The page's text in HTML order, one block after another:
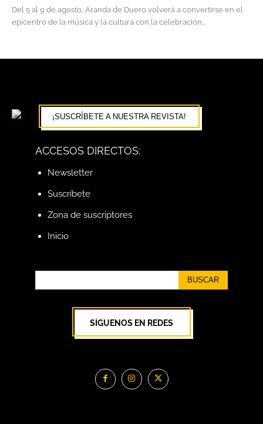
Del 5 al 9 de agosto, Aranda de Duero volverá a convertirse en el
epicentro de la música y la cultura con la celebración...
¡SUSCRÍBETE A NUESTRA REVISTA!
ACCESOS DIRECTOS:
Newsletter
Suscríbete
Zona de suscriptores
Inicio
BUSCAR
SÍGUENOS EN REDES